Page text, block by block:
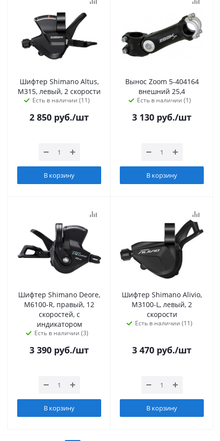
Шифтер Shimano Altus,
M315, левый, 2 скорости
Есть в наличии (11)
2 850 руб./шт
В корзину
Вынос Zoom 5-404164
внешний 25,4
Есть в наличии (1)
3 130 руб./шт
В корзину
Шифтер Shimano Deore,
M6100-R, правый, 12
скоростей, с
индикатором
Есть в наличии (3)
3 390 руб./шт
В корзину
Шифтер Shimano Alivio,
M3100-L, левый, 2
скорости
Есть в наличии (11)
3 470 руб./шт
В корзину